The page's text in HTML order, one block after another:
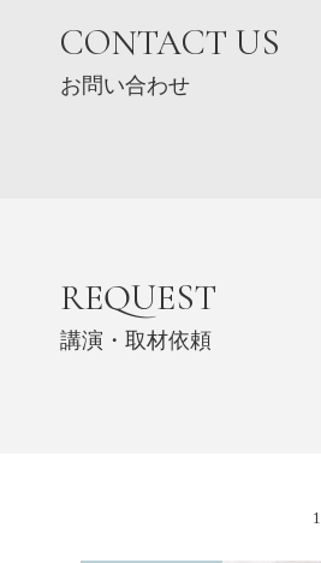
CONTACT US
お問い合わせ
REQUEST
講演・取材依頼
1